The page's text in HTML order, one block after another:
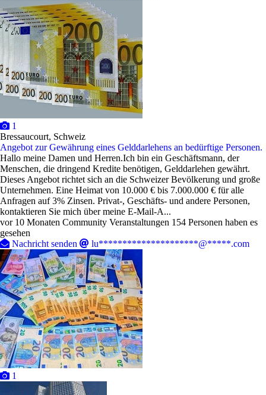
1
Bressaucourt, Schweiz
Angebot zur Gewährung eines Gelddarlehens an bedürftige Personen.
Hallo meine Damen und Herren.Ich bin ein Geschäftsmann, der
Menschen, die dringend Kredite benötigen, Gelddarlehen gewährt.
Dieses Angebot richtet sich an die Schweizer Bevölkerung und große
Unternehmen. Eine Heimat von 10.000 € bis 7.000.000 € für alle
Anfragen auf 3% Zinsen. Privat-, Geschäfts- und andere Personen,
kontaktieren Sie mich über meine E-Mail-A...
vor 10 Monaten Community Veranstaltungen 154 Personen haben es
gesehen
Nachricht senden
lu*********************@*****.com
1